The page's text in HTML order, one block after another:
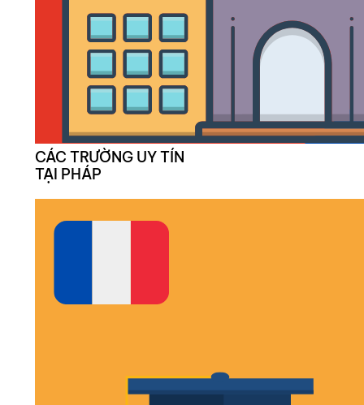
CÁC TRƯỜNG UY TÍN
TẠI PHÁP